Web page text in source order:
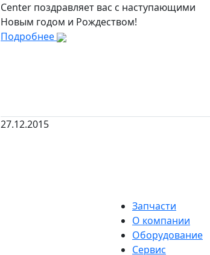
Center поздравляет вас с наступающими
Новым годом и Рождеством!
Подробнее
27.12.2015
Запчасти
О компании
Оборудование
Сервис